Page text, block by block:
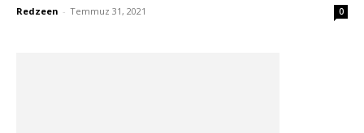
Redzeen - Temmuz 31, 2021 0